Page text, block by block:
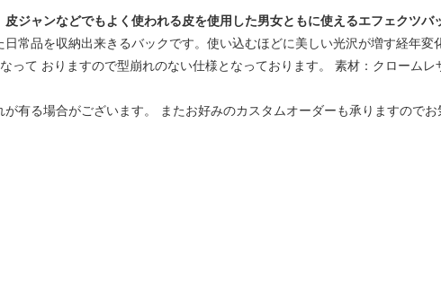
ジャンなどでもよく使われる皮を使用した男女ともに使えるエフェクツバ
常品を収納出来きるバックです。使い込むほどに美しい光沢が増す経年変
って おりますので型崩れのない仕様となっております。 素材：クロームレ
有る場合がございます。 またお好みのカスタムオーダーも承りますのでお